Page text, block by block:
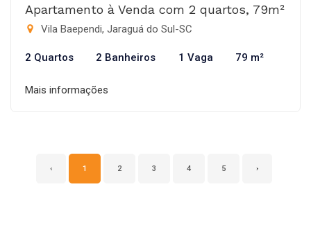
Apartamento à Venda com 2 quartos, 79m²
Vila Baependi, Jaraguá do Sul-SC
2 Quartos 2 Banheiros 1 Vaga 79 m²
Mais informações
‹ 1 2 3 4 5 ›